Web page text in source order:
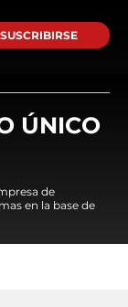
SUSCRIBIRSE
ÚNICO
de
en la base de